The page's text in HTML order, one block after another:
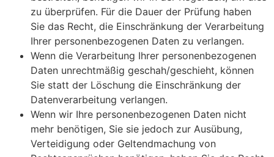
zu überprüfen. Für die Dauer der Prüfung haben
Sie das Recht, die Einschränkung der Verarbeitung
Ihrer personenbezogenen Daten zu verlangen.
Wenn die Verarbeitung Ihrer personenbezogenen
Daten unrechtmäßig geschah/geschieht, können
Sie statt der Löschung die Einschränkung der
Datenverarbeitung verlangen.
Wenn wir Ihre personenbezogenen Daten nicht
mehr benötigen, Sie sie jedoch zur Ausübung,
Verteidigung oder Geltendmachung von